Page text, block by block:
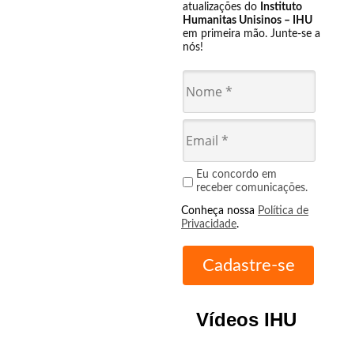
atualizações do Instituto
Humanitas Unisinos – IHU
em primeira mão. Junte-se a
nós!
Eu concordo em
receber comunicações.
Conheça nossa Política de
Privacidade.
Vídeos IHU